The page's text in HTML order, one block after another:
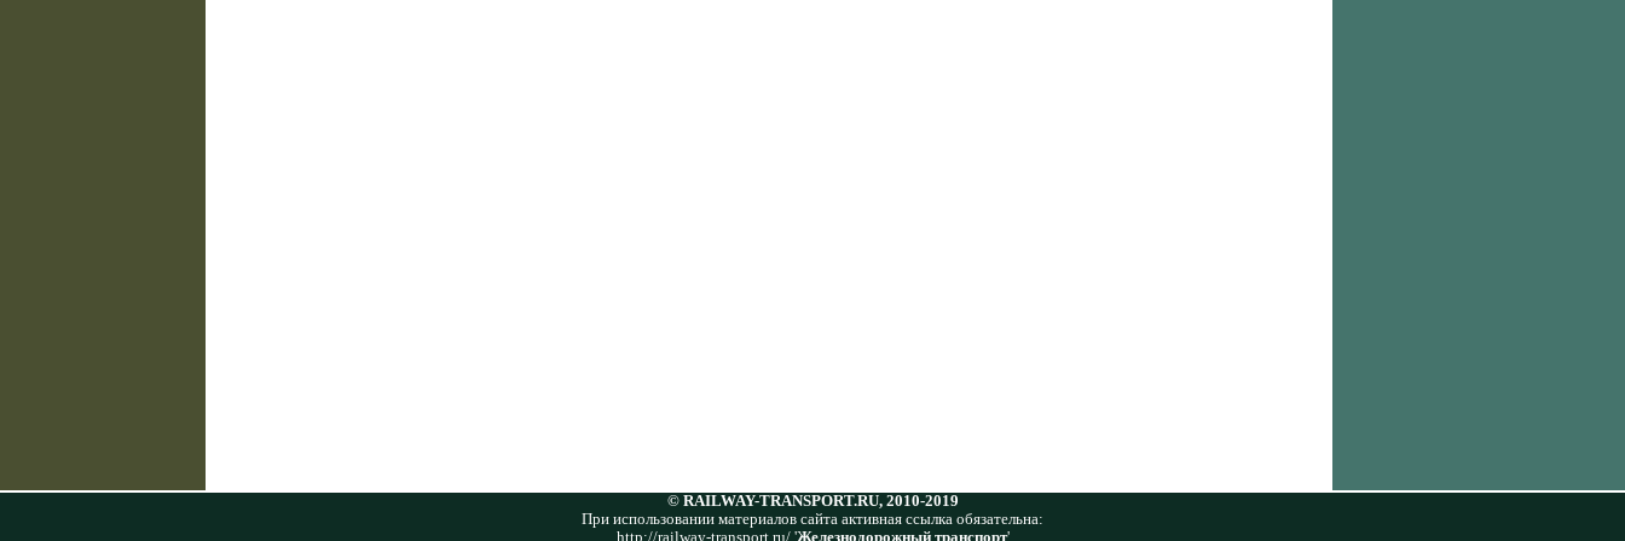
© RAILWAY-TRANSPORT.RU, 2010-2019
При использовании материалов сайта активная ссылка обязательна:
http://railway-transport.ru/ 'Железнодорожный транспорт'